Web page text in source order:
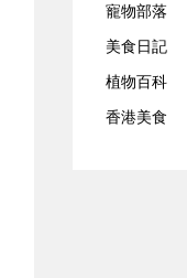
寵物部落
美食日記
植物百科
香港美食